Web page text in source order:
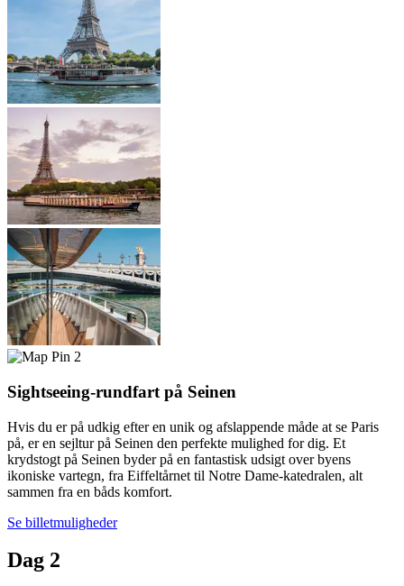
2
Sightseeing-rundfart på Seinen
Hvis du er på udkig efter en unik og afslappende måde at se Paris
på, er en sejltur på Seinen den perfekte mulighed for dig. Et
krydstogt på Seinen byder på en fantastisk udsigt over byens
ikoniske vartegn, fra Eiffeltårnet til Notre Dame-katedralen, alt
sammen fra en båds komfort.
Se billetmuligheder
Dag 2